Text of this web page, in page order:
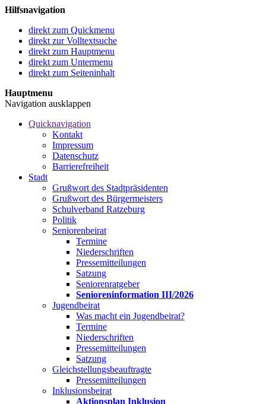
Hilfsnavigation
direkt zum Quickmenu
direkt zur Volltextsuche
direkt zum Hauptmenu
direkt zum Untermenu
direkt zum Seiteninhalt
Hauptmenu
Navigation ausklappen
Quicknavigation
Kontakt
Impressum
Datenschutz
Barrierefreiheit
Stadt
Grußwort des Stadtpräsidenten
Grußwort des Bürgermeisters
Schulverband Ratzeburg
Politik
Seniorenbeirat
Termine
Niederschriften
Pressemitteilungen
Satzung
Seniorenratgeber
Senioreninformation III/2026
Jugendbeirat
Was macht ein Jugendbeirat?
Termine
Niederschriften
Pressemitteilungen
Satzung
Gleichstellungsbeauftragte
Pressemitteilungen
Inklusionsbeirat
Aktionsplan Inklusion